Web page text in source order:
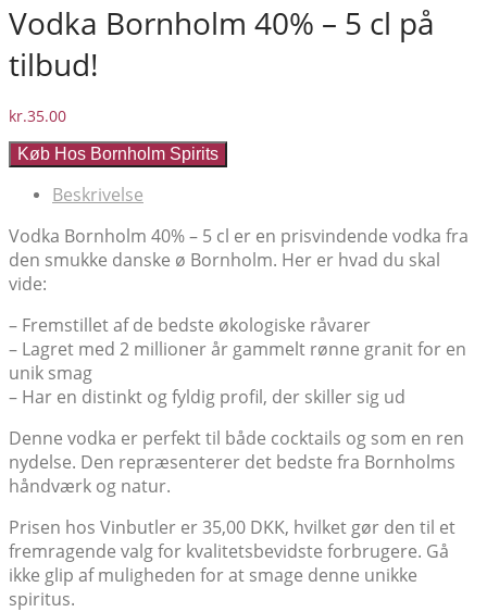
Vodka Bornholm 40% – 5 cl på
tilbud!
kr.35.00
Køb Hos Bornholm Spirits
Beskrivelse
Vodka Bornholm 40% – 5 cl er en prisvindende vodka fra
den smukke danske ø Bornholm. Her er hvad du skal
vide:
– Fremstillet af de bedste økologiske råvarer
– Lagret med 2 millioner år gammelt rønne granit for en
unik smag
– Har en distinkt og fyldig profil, der skiller sig ud
Denne vodka er perfekt til både cocktails og som en ren
nydelse. Den repræsenterer det bedste fra Bornholms
håndværk og natur.
Prisen hos Vinbutler er 35,00 DKK, hvilket gør den til et
fremragende valg for kvalitetsbevidste forbrugere. Gå
ikke glip af muligheden for at smage denne unikke
spiritus.